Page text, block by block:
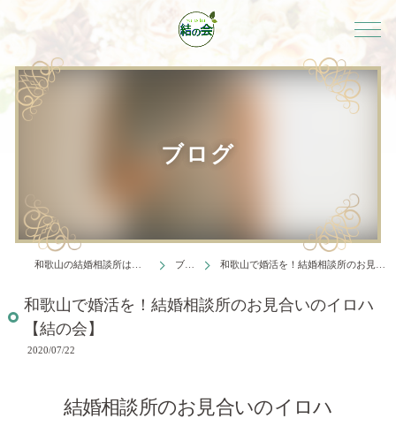
ブログ
ブログ 和歌山で婚活を！結婚相談所のお見合いのイロハ【結の会】
和歌山で婚活を！結婚相談所のお見合いのイロハ
【結の会】
2020/07/22
結婚相談所のお見合いのイロハ